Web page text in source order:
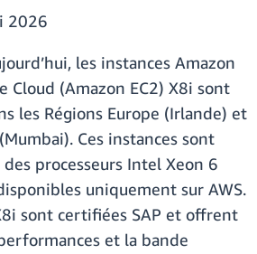
2026
les instances Amazon
Cloud (Amazon EC2) X8i sont
les Régions Europe (Irlande) et
Ces instances sont
processeurs Intel Xeon 6
uniquement sur AWS.
sont certifiées SAP et offrent
et la bande